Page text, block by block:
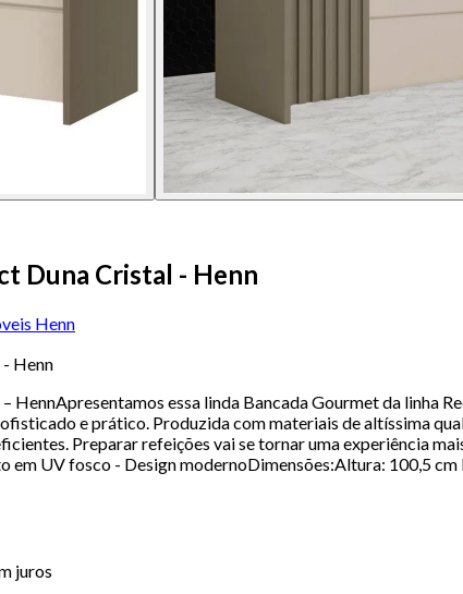
Duna Cristal - Henn
Henn
Henn
HennApresentamos essa linda Bancada Gourmet da linha
e prático. Produzida com materiais de altíssima
Preparar refeições vai se tornar uma experiência
em UV fosco - Design modernoDimensões:Altura: 100,5
juros